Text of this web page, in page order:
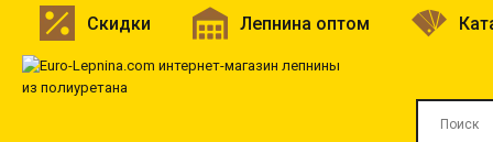
Скидки Лепнина оптом